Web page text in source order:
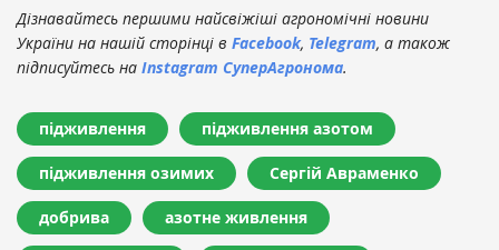
Дізнавайтесь першими найсвіжіші агрономічні новини
України на нашій сторінці в Facebook, Telegram, а також
підписуйтесь на Instagram СуперАгронома.
підживлення підживлення азотом
підживлення озимих Сергій Авраменко
добрива азотне живлення